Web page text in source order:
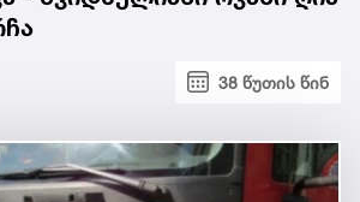
38 წუთის წინ